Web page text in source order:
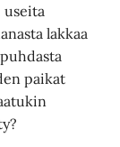
useita
lakkaa
paikat